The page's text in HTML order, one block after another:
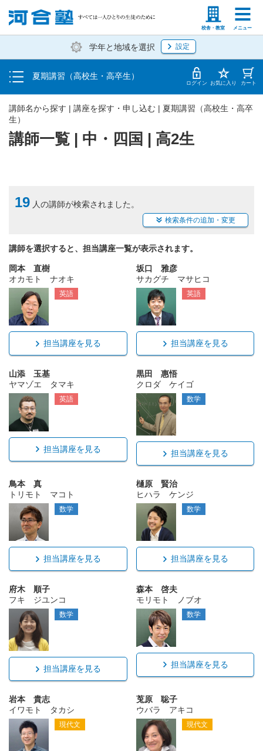
校舎・教室 メニュー
塾生の方 高等学校の先生
学年と地域を選択 設定
夏期講習（高校生・高卒生）
受講料・お申し込み方法
受講開始までの流れ
校舎・教室一覧 ログイン お気に入り カート
講師一覧 | 中・四国 | 高2生
講師名から探す | 講座を探す・申し込む | 夏期講習（高校生・高卒
生）
19 人の講師が検索されました。
検索条件の追加・変更
講師を選択すると、担当講座一覧が表示されます。
岡本 直樹
オカモト ナオキ
英語
担当講座を見る
坂口 雅彦
サカグチ マサヒコ
英語
担当講座を見る
山添 玉基
ヤマゾエ タマキ
英語
担当講座を見る
黒田 惠悟
クロダ ケイゴ
数学
担当講座を見る
鳥本 真
トリモト マコト
数学
担当講座を見る
樋原 賢治
ヒハラ ケンジ
数学
担当講座を見る
府木 順子
フキ ジユンコ
数学
担当講座を見る
森本 啓夫
モリモト ノブオ
数学
担当講座を見る
岩本 貴志
イワモト タカシ
現代文
莵原 聡子
ウバラ アキコ
現代文